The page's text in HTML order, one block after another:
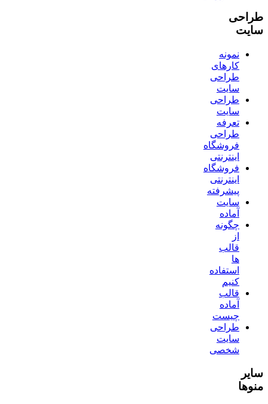
طراحی
سایت
نمونه
کارهای
طراحی
سایت
طراحی
سایت
تعرفه
طراحی
فروشگاه
اینترنتی
فروشگاه
اینترنتی
پیشرفته
سایت
آماده
چگونه
از
قالب
ها
استفاده
کنیم
قالب
آماده
چیست
طراحی
سایت
شخصی
سایر
منوها